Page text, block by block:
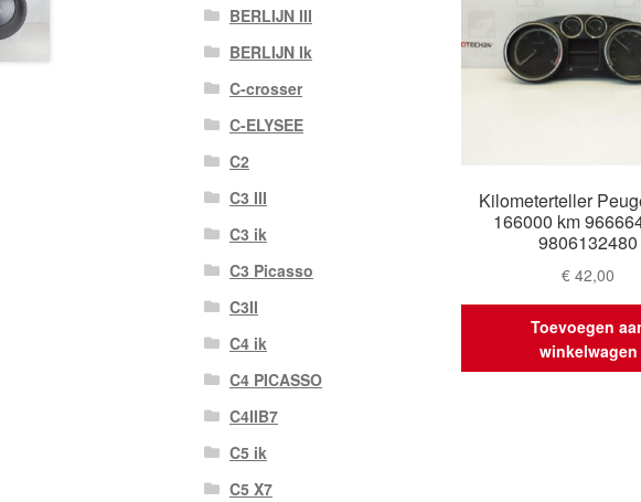
Kilometerteller
166000 km
9806132480
€ 42,00
Toevoegen
winkelwagen
BERLIJN III
BERLIJN Ik
C-crosser
C-ELYSEE
C2
C3 III
C3 ik
C3 Picasso
C3II
C4 ik
C4 PICASSO
C4IIB7
C5 ik
C5 X7